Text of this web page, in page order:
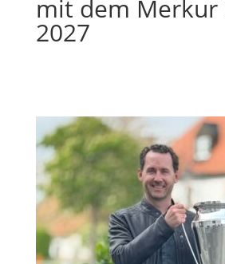
mit dem Merkur
2027